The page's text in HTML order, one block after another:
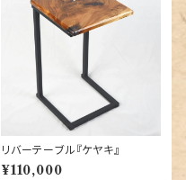
リバーテーブル『ケヤキ』
¥110,000